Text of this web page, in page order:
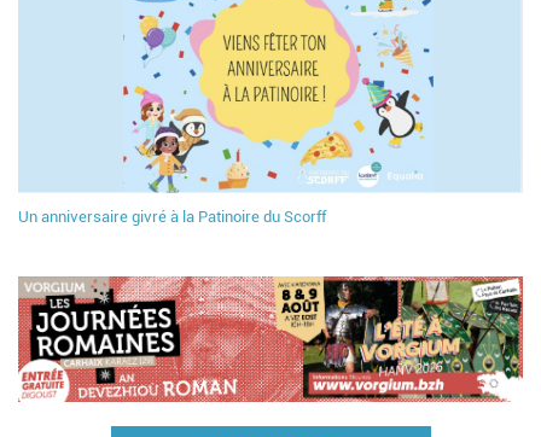
Un anniversaire givré à la Patinoire du Scorff